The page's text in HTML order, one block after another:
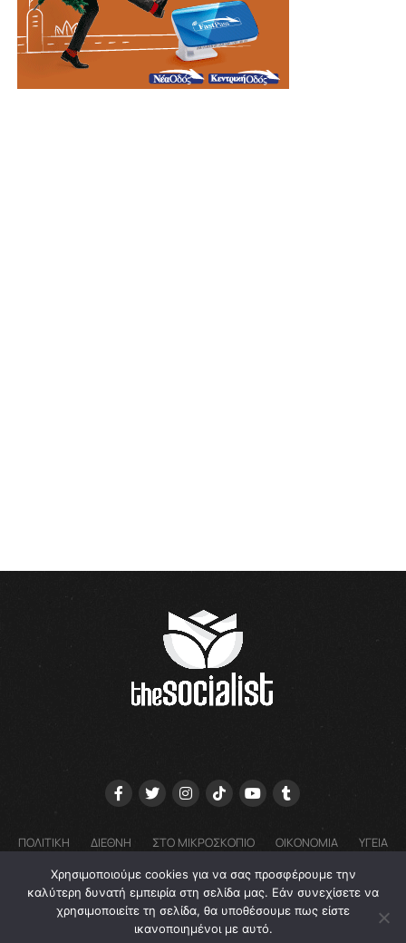
ΠΟΛΙΤΙΚΗ ΔΙΕΘΝΗ ΣΤΟ ΜΙΚΡΟΣΚΟΠΙΟ ΟΙΚΟΝΟΜΙΑ
ΥΓΕΙΑ
ΓΝΩΜΕΣ
COOKIE POLICY (EU) – ΠΟΛΙΤΙΚΗ ΑΠΟΡΡΗΤΟΥ
EMAIL: GRTHESOCIALIST@GMAIL.COM
Χρησιμοποιούμε cookies για να σας προσφέρουμε την
καλύτερη δυνατή εμπειρία στη σελίδα μας. Εάν συνεχίσετε να
χρησιμοποιείτε τη σελίδα, θα υποθέσουμε πως είστε
ικανοποιημένοι με αυτό.